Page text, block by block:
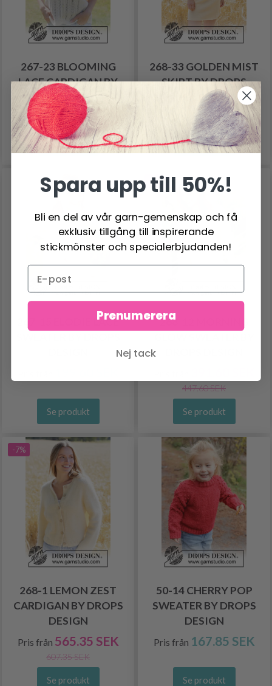
267-23 BLOOMING
LACE CARDIGAN BY
DROPS DESIGN
Pris från137.50 SEK
Se produkt
268-33 GOLDEN MIST
SKIRT BY DROPS
DESIGN
107.80 SEK
Se produkt
267-15 ELODIE LACE
Se produkt
-12%
268-12 MORNING
447.60 SEK
Se produkt
-7%
268-1 LEMON ZEST
CARDIGAN BY DROPS
DESIGN
Pris från 565.35 SEK
607.35 SEK
Se produkt
50-14 CHERRY POP
SWEATER BY DROPS
DESIGN
Pris från 167.85 SEK
Se produkt
Spara upp till 50%!
Bli en del av vår garn-gemenskap och få
exklusiv tillgång till inspirerande
stickmönster och specialerbjudanden!
Prenumerera
Nej tack